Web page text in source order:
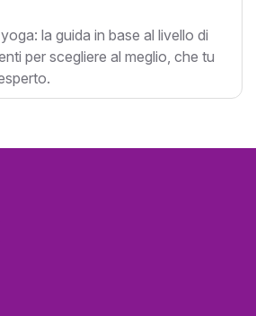
la guida in base al livello di
per scegliere al meglio, che tu